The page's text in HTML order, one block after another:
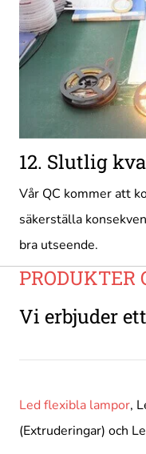
12. Slutlig
Vår QC kommer att
säkerställa
bra utseende.
PRODUKTER
Vi erbjuder
Led flexibla lampor,
(Extruderingar) och